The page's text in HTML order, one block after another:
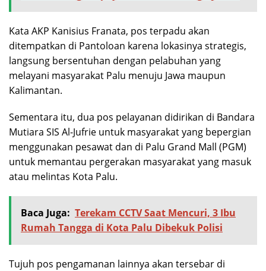
Kata AKP Kanisius Franata, pos terpadu akan
ditempatkan di Pantoloan karena lokasinya strategis,
langsung bersentuhan dengan pelabuhan yang
melayani masyarakat Palu menuju Jawa maupun
Kalimantan.
Sementara itu, dua pos pelayanan didirikan di Bandara
Mutiara SIS Al-Jufrie untuk masyarakat yang bepergian
menggunakan pesawat dan di Palu Grand Mall (PGM)
untuk memantau pergerakan masyarakat yang masuk
atau melintas Kota Palu.
Baca Juga: Terekam CCTV Saat Mencuri, 3 Ibu
Rumah Tangga di Kota Palu Dibekuk Polisi
Tujuh pos pengamanan lainnya akan tersebar di